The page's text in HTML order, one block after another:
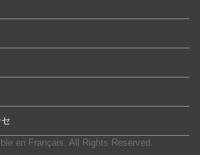
en Français. All Rights Reserved.